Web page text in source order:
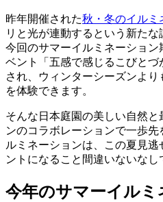
昨年開催された秋・冬のイルミ
リと光が連動するという新たな
今回のサマーイルミネーショ
ベント「五感で感じるこびと
され、ウィンターシーズンよ
を体験できます。
そんな日本庭園の美しい自然
ンのコラボレーションで一歩
ルミネーションは、この夏見
ントになること間違いないなし
今年のサマーイル